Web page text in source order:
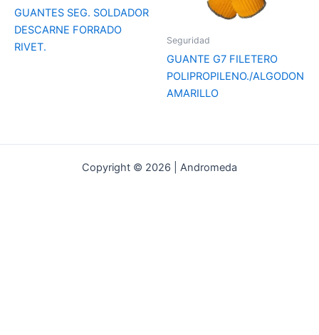
GUANTES SEG. SOLDADOR
DESCARNE FORRADO
RIVET.
Seguridad
GUANTE G7 FILETERO
POLIPROPILENO./ALGODON
AMARILLO
Copyright © 2026 | Andromeda